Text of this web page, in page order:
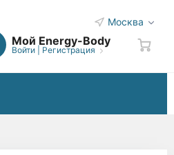
Москва
Мой Energy-Body
Войти| Регистрация